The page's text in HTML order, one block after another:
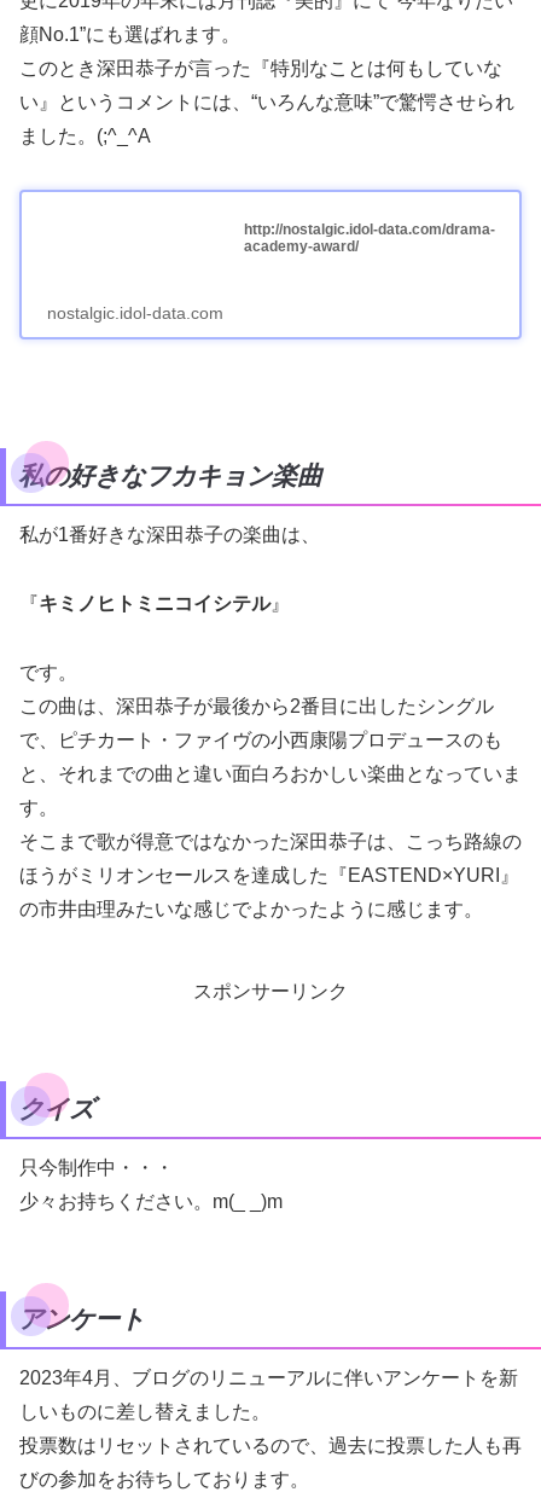
顔No.1”にも選ばれます。
このとき深田恭子が言った『特別なことは何もしていな
い』というコメントには、“いろんな意味”で驚愕させられ
ました。(;^_^A
http://nostalgic.idol-data.com/drama-
academy-award/
nostalgic.idol-data.com
私の好きなフカキョン楽曲
私が1番好きな深田恭子の楽曲は、
『キミノヒトミニコイシテル』
です。
この曲は、深田恭子が最後から2番目に出したシングル
で、ピチカート・ファイヴの小西康陽プロデュースのも
と、それまでの曲と違い面白ろおかしい楽曲となっていま
す。
そこまで歌が得意ではなかった深田恭子は、こっち路線の
ほうがミリオンセールスを達成した『EASTEND×YURI』
の市井由理みたいな感じでよかったように感じます。
スポンサーリンク
クイズ
只今制作中・・・
少々お持ちください。m(_ _)m
アンケート
2023年4月、ブログのリニューアルに伴いアンケートを新
しいものに差し替えました。
投票数はリセットされているので、過去に投票した人も再
びの参加をお待ちしております。